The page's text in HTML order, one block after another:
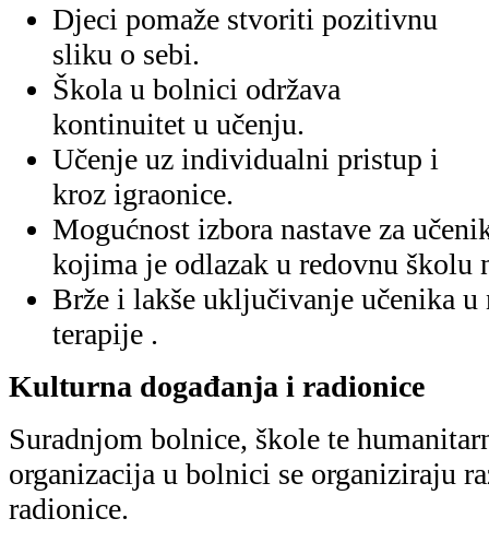
Djeci pomaže stvoriti pozitivnu
sliku o sebi.
Škola u bolnici održava
kontinuitet u učenju.
Učenje uz individualni pristup i
kroz igraonice.
Mogućnost izbora nastave za
kojima je odlazak u redovnu školu
Brže i lakše uključivanje učenika u
terapije .
Kulturna događanja i radionice
Suradnjom bolnice, škole te
organizacija u bolnici se organiziraju
radionice.